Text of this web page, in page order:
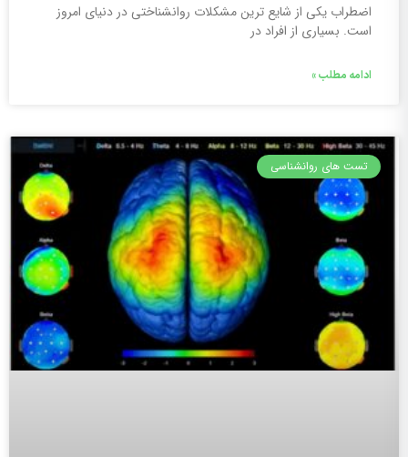
اضطراب یکی از شایع ترین مشکلات روانشناختی در دنیای امروز
است. بسیاری از افراد در
ادامه مطلب »
تست های روانشناسی